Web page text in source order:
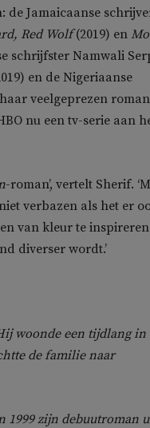
de Jamaicaanse
Red Wolf(2019) en
schrijfster Namwali
en de Nigeriaanse
veelgeprezen roman
nu een tv-serie aan
-roman’, vertelt Sherif.
verbazen als het er
van kleur te
diverser wordt.’
woonde een tijdlang in
de familie naar
1999 zijn debuutroman